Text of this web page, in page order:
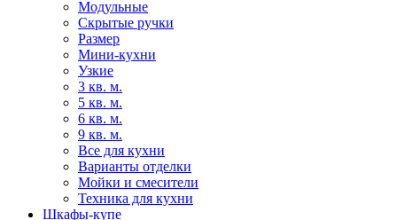
Модульные
Скрытые ручки
Размер
Мини-кухни
Узкие
3 кв. м.
5 кв. м.
6 кв. м.
9 кв. м.
Все для кухни
Варианты отделки
Мойки и смесители
Техника для кухни
Шкафы-купе